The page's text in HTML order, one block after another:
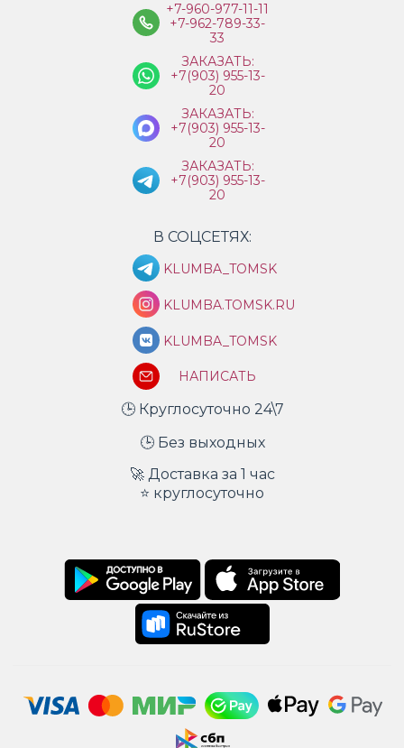
+7-960-977-11-11
+7-962-789-33-
33
ЗАКАЗАТЬ:
+7(903) 955-13-
20
ЗАКАЗАТЬ:
+7(903) 955-13-
20
ЗАКАЗАТЬ:
+7(903) 955-13-
20
В СОЦСЕТЯХ:
KLUMBA_TOMSK
KLUMBA.TOMSK.RU
KLUMBA_TOMSK
НАПИСАТЬ
🕒 Круглосуточно 24\7
🕒 Без выходных
🚀 Доставка за 1 час
⭐ круглосуточно